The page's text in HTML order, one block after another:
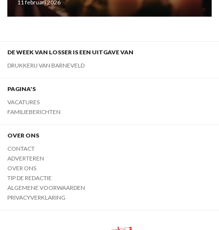
11 februari 2026
DE WEEK VAN LOSSER IS EEN UITGAVE VAN
DRUKKERIJ VAN BARNEVELD
PAGINA'S
VACATURES
FAMILIEBERICHTEN
OVER ONS
CONTACT
ADVERTEREN
OVER ONS
TIP DE REDACTIE
ALGEMENE VOORWAARDEN
PRIVACYVERKLARING